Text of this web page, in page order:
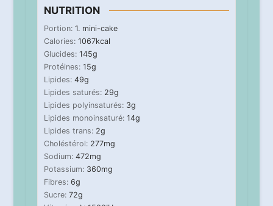
NUTRITION
Portion: 1. mini-cake
Calories: 1067kcal
Glucides: 145g
Protéines: 15g
Lipides: 49g
Lipides saturés: 29g
Lipides polyinsaturés: 3g
Lipides monoinsaturé: 14g
Lipides trans: 2g
Choléstérol: 277mg
Sodium: 472mg
Potassium: 360mg
Fibres: 6g
Sucre: 72g